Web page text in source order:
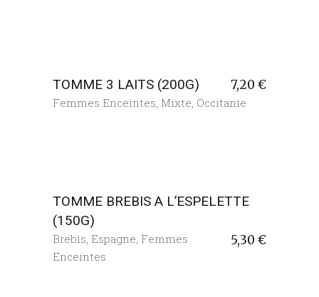
TOMME 3 LAITS (200G) 7,20 €
Femmes Enceintes, Mixte, Occitanie
TOMME BREBIS A L’ESPELETTE
(150G)
5,30 €
Brebis Espagne Femmes
Enceintes